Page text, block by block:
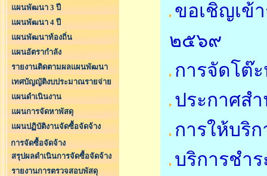
แผนพัฒนา 3 ปี
แผนพัฒนา 4 ปี
แผนพัฒนาท้องถิ่น
แผนอัตรากำลัง
รายงานติดตามผลแผนพัฒนา
เทศบัญญัติงบประมาณรายจ่าย
แผนดำเนินงาน
แผนการจัดหาพัสดุ
แผนปฏิบัติงานจัดซื้อจัดจ้าง
การจัดซื้อจัดจ้าง
สรุปผลดำเนินการจัดซื้อจัดจ้าง
รายงานการตรวจสอบพัสดุ
ขอเชิญเข้
๒๕๖๙
การจัดโต๊
ประกาศส
การให้บริ
บริการชำ